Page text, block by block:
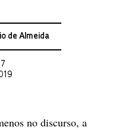
de Almeida
no discurso, a